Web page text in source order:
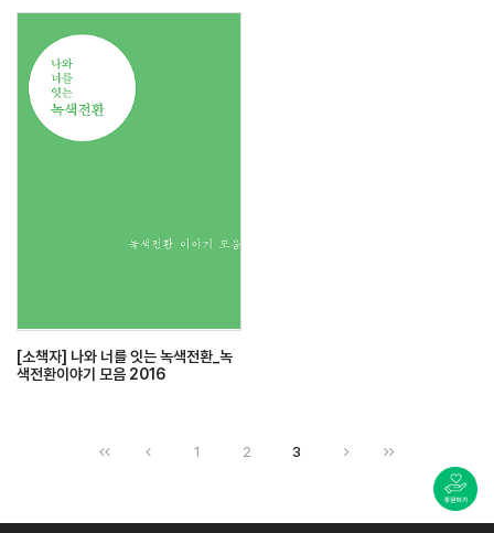
[소책자] 나와 너를 잇는 녹색전환_녹
색전환이야기 모음 2016
1 2 3